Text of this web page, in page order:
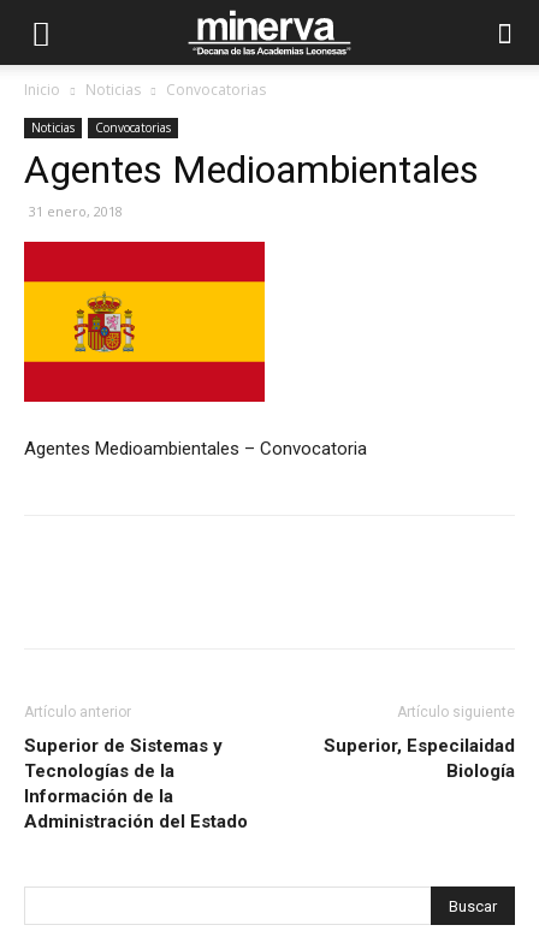
Inicio Noticias Convocatorias
Noticias Convocatorias
Agentes Medioambientales
31 enero, 2018
Agentes Medioambientales – Convocatoria
Artículo anterior
Superior de Sistemas y
Tecnologías de la
Información de la
Administración del Estado
Artículo siguiente
Superior, Especilaidad
Biología